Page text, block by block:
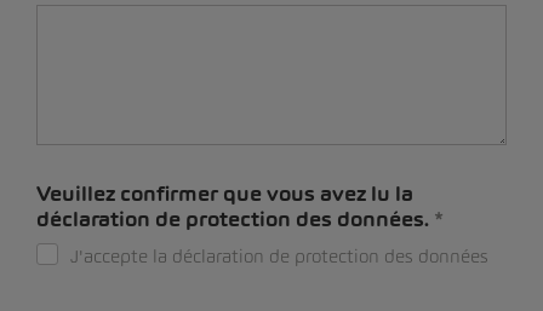
Veuillez confirmer que vous avez lu la
déclaration de protection des données.
J'accepte la déclaration de protection des données